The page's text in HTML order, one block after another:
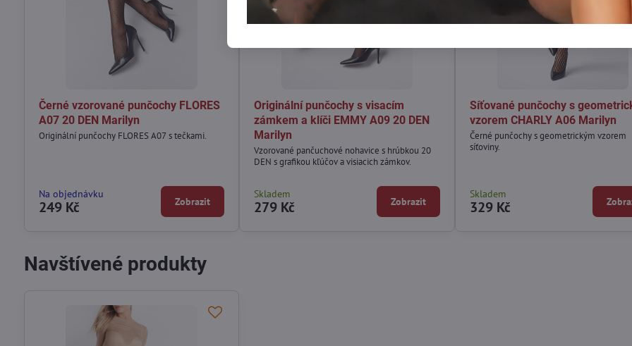
Černé vzorované punčochy FLORES
A07 20 DEN Marilyn
Originální punčochy FLORES A07 s tečkami.
Na objednávku
249 Kč Zobrazit
Originální punčochy s visacím
zámkem a klíči EMMY A09 20 DEN
Marilyn
Vzorované pančuchové nohavice s hrúbkou 20
DEN s grafikou kľúčov a visiacich zámkov.
Skladem
279 Kč Zobrazit
Síťované punčochy s
vzorem CHARLY A06 Marilyn
Černé punčochy s geometrickým vzorem
síťoviny.
Skladem
329 Kč
Navštívené produkty